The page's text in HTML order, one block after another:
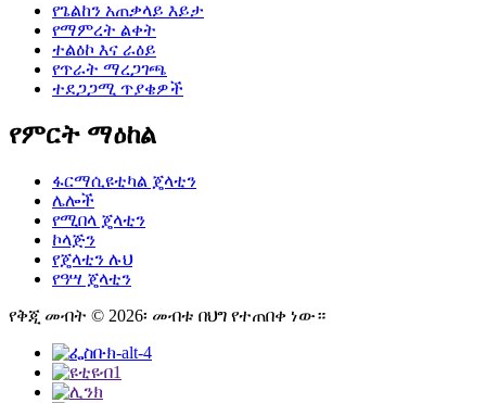
የጌልከን አጠቃላይ እይታ
የማምረት ልቀት
ተልዕኮ እና ራዕይ
የጥራት ማረጋገጫ
ተደጋጋሚ ጥያቄዎች
የምርት ማዕከል
ፋርማሲዩቲካል ጄላቲን
ሌሎች
የሚበላ ጄላቲን
ኮላጅን
የጄላቲን ሉህ
የዓሣ ጄላቲን
የቅጂ መብት © 2026፡ መብቱ በህግ የተጠበቀ ነው።